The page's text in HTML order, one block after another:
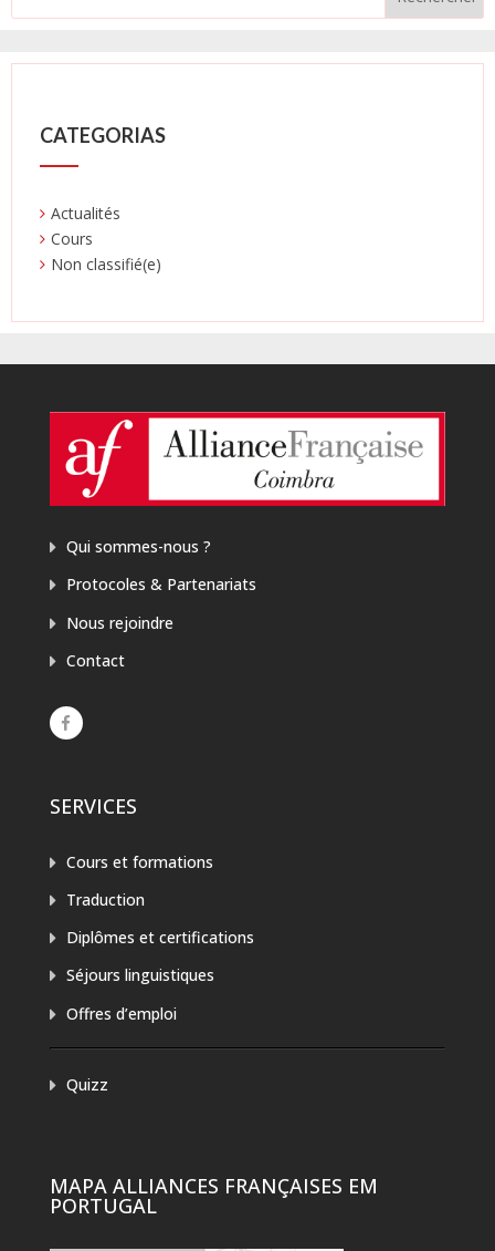
CATEGORIAS
Actualités
Cours
Non classifié(e)
Qui sommes-nous ?
Protocoles & Partenariats
Nous rejoindre
Contact
SERVICES
Cours et formations
Traduction
Diplômes et certifications
Séjours linguistiques
Offres d’emploi
Quizz
MAPA ALLIANCES FRANÇAISES EM
PORTUGAL